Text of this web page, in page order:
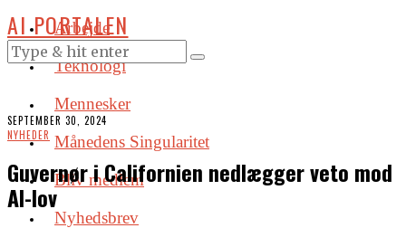
Arbejde
Teknologi
Mennesker
Månedens Singularitet
Bliv medlem
Nyhedsbrev
AI PORTALEN
SEPTEMBER 30, 2024
NYHEDER
Guvernør i Californien nedlægger veto mod
AI-lov